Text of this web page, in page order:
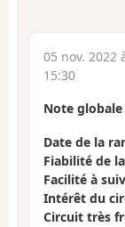
05 nov. 2022
15:30
Note globale
Date de la
Fiabilité de
Facilité à
Intérêt du
Circuit très